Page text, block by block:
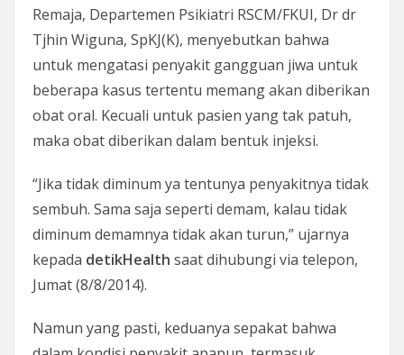
Remaja, Departemen Psikiatri RSCM/FKUI, Dr dr
Tjhin Wiguna, SpKJ(K), menyebutkan bahwa
untuk mengatasi penyakit gangguan jiwa untuk
beberapa kasus tertentu memang akan diberikan
obat oral. Kecuali untuk pasien yang tak patuh,
maka obat diberikan dalam bentuk injeksi.
“Jika tidak diminum ya tentunya penyakitnya tidak
sembuh. Sama saja seperti demam, kalau tidak
diminum demamnya tidak akan turun,” ujarnya
kepada detikHealth saat dihubungi via telepon,
Jumat (8/8/2014).
Namun yang pasti, keduanya sepakat bahwa